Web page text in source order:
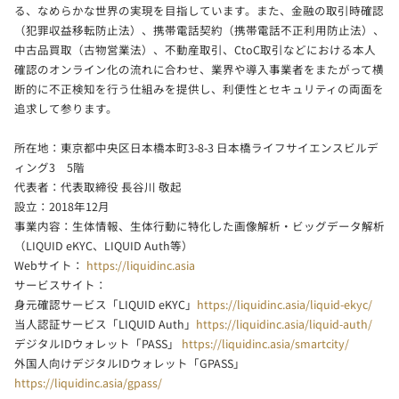
る、なめらかな世界の実現を目指しています。また、金融の取引時確認
（犯罪収益移転防止法）、携帯電話契約（携帯電話不正利用防止法）、
中古品買取（古物営業法）、不動産取引、CtoC取引などにおける本人
確認のオンライン化の流れに合わせ、業界や導入事業者をまたがって横
断的に不正検知を行う仕組みを提供し、利便性とセキュリティの両面を
追求して参ります。
所在地：東京都中央区日本橋本町3-8-3 日本橋ライフサイエンスビルデ
ィング3 5階
代表者：代表取締役 長谷川 敬起
設立：2018年12月
事業内容：生体情報、生体行動に特化した画像解析・ビッグデータ解析
（LIQUID eKYC、LIQUID Auth等）
Webサイト： https://liquidinc.asia
サービスサイト：
身元確認サービス「LIQUID eKYC」 https://liquidinc.asia/liquid-ekyc/
当人認証サービス「LIQUID Auth」 https://liquidinc.asia/liquid-auth/
デジタルIDウォレット「PASS」 https://liquidinc.asia/smartcity/
外国人向けデジタルIDウォレット「GPASS」
https://liquidinc.asia/gpass/